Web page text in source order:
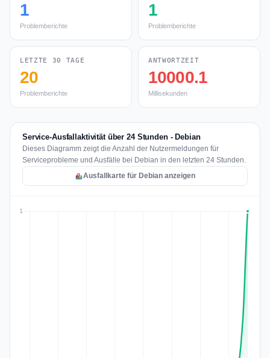
1
Problemberichte
1
Problemberichte
LETZTE 30 TAGE
20
Problemberichte
ANTWORTZEIT
10000.1
Millisekunden
Service-Ausfallaktivität über 24 Stunden - Debian
Dieses Diagramm zeigt die Anzahl der Nutzermeldungen für
Serviceprobleme und Ausfälle bei Debian in den letzten 24 Stunden.
Ausfallkarte für Debian anzeigen